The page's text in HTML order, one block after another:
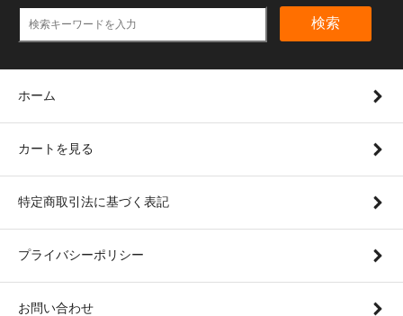
検索
ホーム
カートを見る
特定商取引法に基づく表記
プライバシーポリシー
お問い合わせ